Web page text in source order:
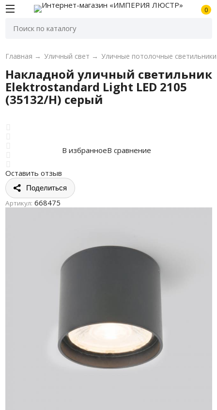
0
Главная → Уличный свет → Уличные потолочные светильники
Накладной уличный светильник
Elektrostandard Light LED 2105
(35132/H) серый
Оставить отзыв
В избранноеВ сравнение
Поделиться
Артикул: 668475